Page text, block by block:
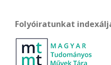
Folyóiratunkat